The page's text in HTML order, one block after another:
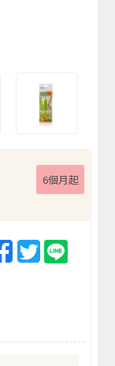
6個月起